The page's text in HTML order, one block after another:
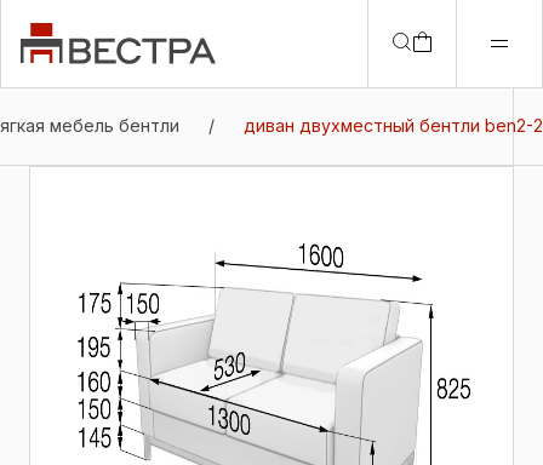
мебель бентли / диван двухместный бентли ben2-2